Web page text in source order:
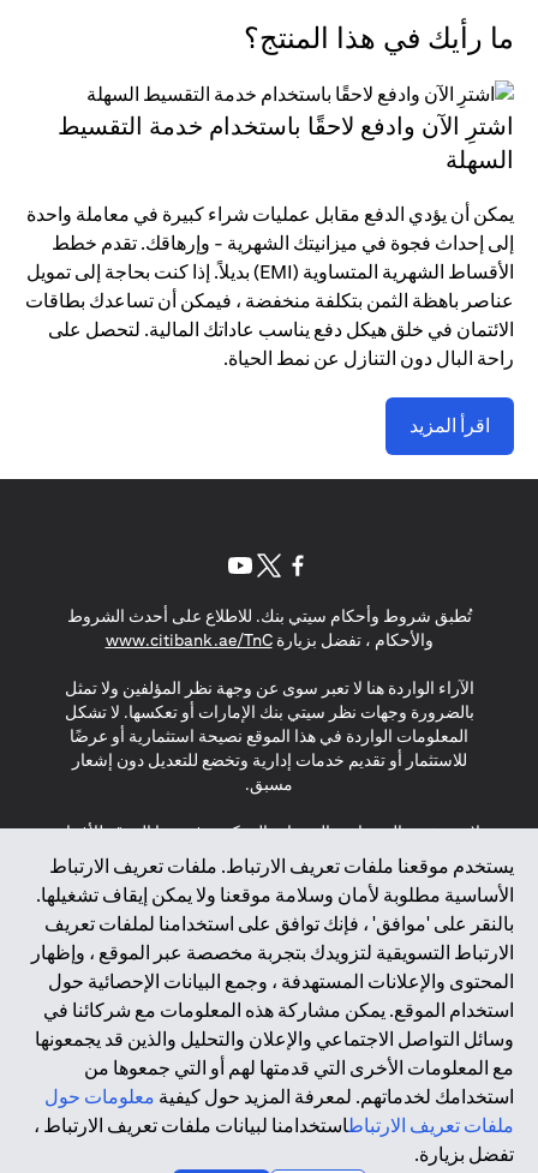
ما رأيك في هذا المنتج؟
اشترِ الآن وادفع لاحقًا باستخدام خدمة التقسيط
السهلة
يمكن أن يؤدي الدفع مقابل عمليات شراء كبيرة في معاملة واحدة
إلى إحداث فجوة في ميزانيتك الشهرية - وإرهاقك. تقدم خطط
الأقساط الشهرية المتساوية (EMI) بديلاً. إذا كنت بحاجة إلى تمويل
عناصر باهظة الثمن بتكلفة منخفضة ، فيمكن أن تساعدك بطاقات
الائتمان في خلق هيكل دفع يناسب عاداتك المالية. لتحصل على
راحة البال دون التنازل عن نمط الحياة.
اقرأ المزيد
يستخدم موقعنا ملفات تعريف الارتباط. ملفات تعريف الارتباط
الأساسية مطلوبة لأمان وسلامة موقعنا ولا يمكن إيقاف تشغيلها.
بالنقر على 'موافق' ، فإنك توافق على استخدامنا لملفات تعريف
الارتباط التسويقية لتزويدك بتجربة مخصصة عبر الموقع ، وإظهار
المحتوى والإعلانات المستهدفة ، وجمع البيانات الإحصائية حول
استخدام الموقع. يمكن مشاركة هذه المعلومات مع شركائنا في
وسائل التواصل الاجتماعي والإعلان والتحليل والذين قد يجمعونها
مع المعلومات الأخرى التي قدمتها لهم أو التي جمعوها من
استخدامك لخدماتهم. لمعرفة المزيد حول كيفية معلومات حول
ملفات تعريف الارتباطاستخدامنا لبيانات ملفات تعريف الارتباط ،
تفضل بزيارة.
تُطبق شروط وأحكام سيتي بنك. للاطلاع على أحدث الشروط
والأحكام ، تفضل بزيارةwww.citibank.ae/TnC
(opens in a new tab)
الآراء الواردة هنا لا تعبر سوى عن وجهة نظر المؤلفين ولا تمثل
بالضرورة وجهات نظر سيتي بنك الإمارات أو تعكسها. لا تشكل
المعلومات الواردة في هذا الموقع نصيحة استثمارية أو عرضًا
للاستثمار أو تقديم خدمات إدارية وتخضع للتعديل دون إشعار
مسبق.
لا يتم تقديم المنتجات والخدمات المذكورة في هذا الموقع للأفراد
المقيمين في الاتحاد الأوروبي أو المنطقة الاقتصادية الأوروبية أو
سويسرا أو غيرنسي أو جيرسي أو موناكو أو سان مارينو أو
الفاتيكان أو جزيرة مان أو المملكة المتحدة أو خصوصية البيانات
(لائحة حماية البيانات العامة \ قانون حماية البيانات الشخصية
العامة \ قانون خصوصية نيوزيلندا). المحتوى الموجود في هذه
الصفحة ليس ولا ينبغي تفسيره على أنه عرض أو دعوة أو دعوة
لشراء أو بيع أي من المنتجات والخدمات المذكورة هنا لمثل هؤلاء
الأفراد.
*GDPR – اللائحة العامة لحماية البيانات؛ * LGPD – Lei Geral de
Proteção de Dados Pessoais ; *NZPA – قانون الخصوصية
النيوزيلندي